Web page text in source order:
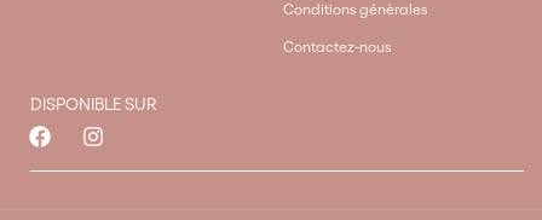
Conditions génèrales
Contactez-nous
DISPONIBLE SUR